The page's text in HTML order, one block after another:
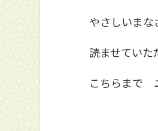
やさしいまな
読ませていた
こちらまで